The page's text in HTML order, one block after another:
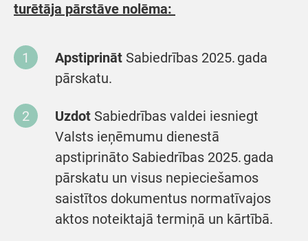
turētāja pārstāve nolēma:
Apstiprināt Sabiedrības 2025. gada
pārskatu.
Uzdot Sabiedrības valdei iesniegt
Valsts ieņēmumu dienestā
apstiprināto Sabiedrības 2025. gada
pārskatu un visus nepieciešamos
saistītos dokumentus normatīvajos
aktos noteiktajā termiņā un kārtībā.